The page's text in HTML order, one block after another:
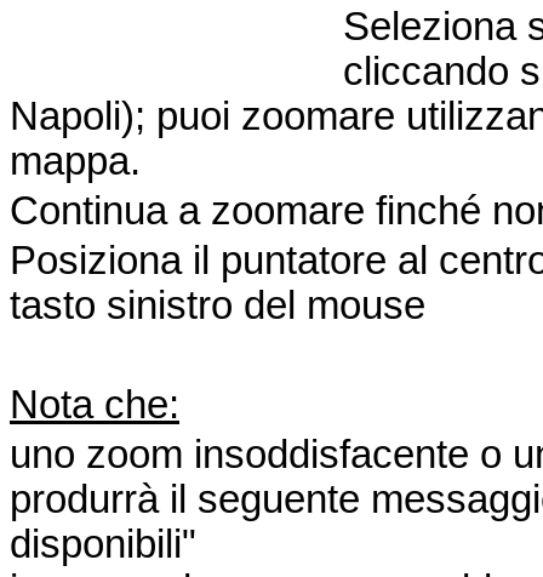
Seleziona
cliccando
Napoli); puoi zoomare
mappa.
Continua a zoomare finché
Posiziona il puntatore al
tasto sinistro del mouse
Nota che:
uno zoom insoddisfacente o
produrrà il seguente
disponibili"